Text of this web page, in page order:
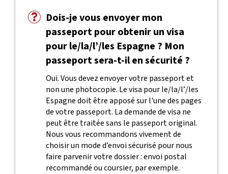
Dois-je vous envoyer mon
passeport pour obtenir un visa
pour le/la/l’/les Espagne ? Mon
passeport sera-t-il en sécurité ?
Oui. Vous devez envoyer votre passeport et
non une photocopie. Le visa pour le/la/l’/les
Espagne doit être apposé sur l'une des pages
de votre passeport. La demande de visa ne
peut être traitée sans le passeport original.
Nous vous recommandons vivement de
choisir un mode d’envoi sécurisé pour nous
faire parvenir votre dossier : envoi postal
recommandé ou coursier, par exemple.